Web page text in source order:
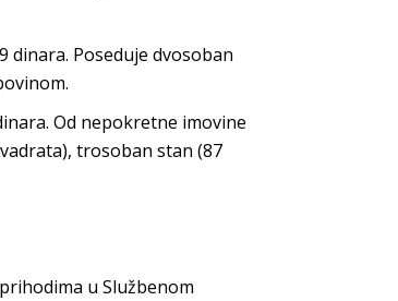
dinara. Poseduje dvosoban
Od nepokretne imovine
trosoban stan (87
u Službenom